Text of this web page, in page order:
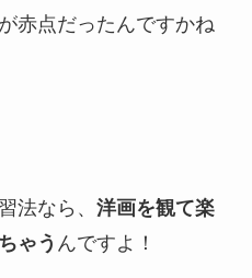
赤点だったんですかね
法なら、 洋画を観て楽
ゃう んですよ！